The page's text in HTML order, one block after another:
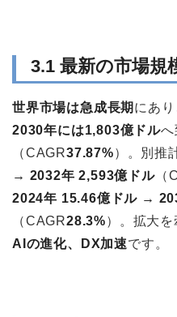
3.1 最新の市場規
世界市場は急成長期 にあ
2030年には1,803億ドルへ
（CAGR37.87%）。別推
→ 2032年 2,593億ドル（
2024年 15.46億ドル →
（CAGR28.3%）。拡大
AIの進化、DX加速です。